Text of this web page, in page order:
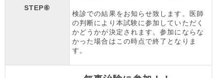
STEP⑥
検診での結果をお知らせ致します。医師
の判断により本試験に参加していただく
かどうかが決定されます。参加にならな
かった場合はこの時点で終了となりま
す。